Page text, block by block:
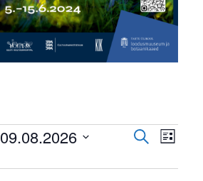
Events
Search
List
09.08.2026